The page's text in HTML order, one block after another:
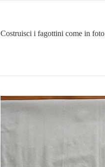
Costruisci i fagottini come in foto